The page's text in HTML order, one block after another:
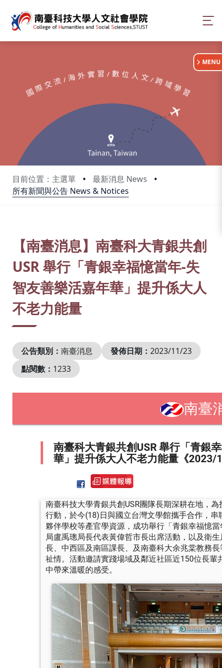
目前位置：主選單
最新消息 News
所有新聞與公告 News & Notices
:::
MENU
【南臺消息】南臺科大青銀共創
USR 舉行「青銀幸福憶當年-失
智友善樂活嘉年華」提升係大人
不老力能量
公告類別： 南臺消息 發佈日期： 2023/11/23
點閱數： 1233